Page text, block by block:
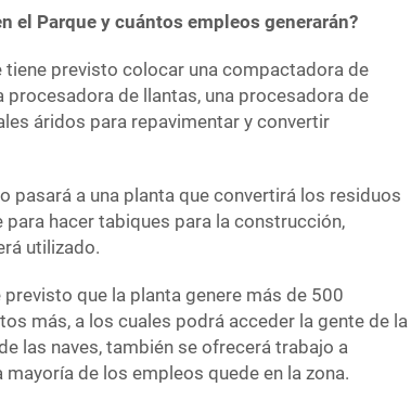
el Parque y cuántos empleos generarán?
tiene previsto colocar una compactadora de
procesadora de llantas, una procesadora de
áridos para repavimentar y convertir
pasará a una planta que convertirá los residuos
para hacer tabiques para la construcción,
utilizado.
que la planta genere más de 500
más, a los cuales podrá acceder la gente de la
las naves, también se ofrecerá trabajo a
de los empleos quede en la zona.